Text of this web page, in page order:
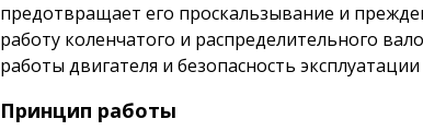
предотвращает его проскальзывание и
работу коленчатого и распределительного
работы двигателя и безопасность
Принцип работы